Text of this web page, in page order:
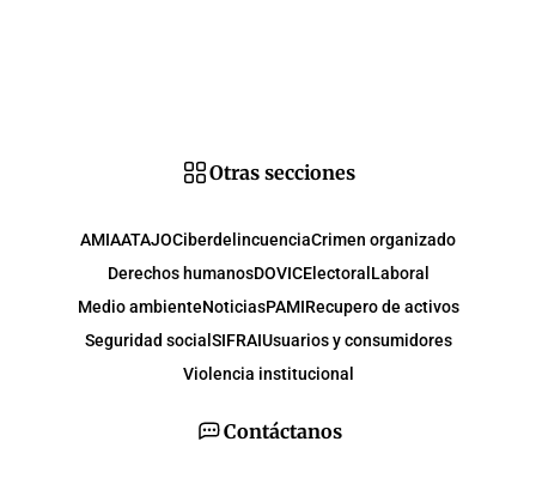
Contáctanos
Otras secciones
AMIAATAJOCiberdelincuenciaCrimen organizado
Derechos humanosDOVICElectoral Laboral
Medio ambienteNoticiasPAMIRecupero de activos
Seguridad social SIFRAIUsuarios y consumidores
Violencia institucional